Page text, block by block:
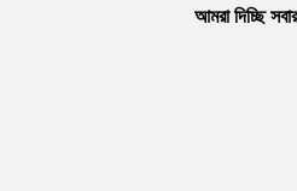
আমরা দিচ্ছি